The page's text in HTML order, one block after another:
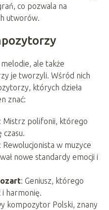
co pozwala na
utworów.
ale także
je tworzyli. Wśród nich
których dzieła
znać:
Mistrz polifonii, którego
Rewolucjonista w muzyce
nowe standardy emocji i
: Geniusz, którego
i harmonię.
kompozytor Polski, znany